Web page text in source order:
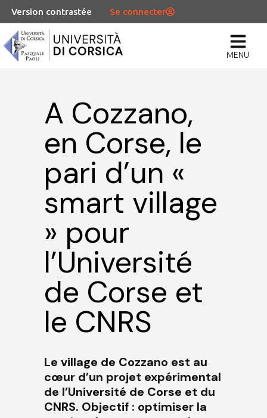
Version contrastée Se connecter
MENU
A Cozzano,
en Corse, le
pari d’un «
smart village
» pour
l’Université
de Corse et
le CNRS
Le village de Cozzano est au
cœur d’un projet expérimental
de l’Université de Corse et du
CNRS. Objectif : optimiser la